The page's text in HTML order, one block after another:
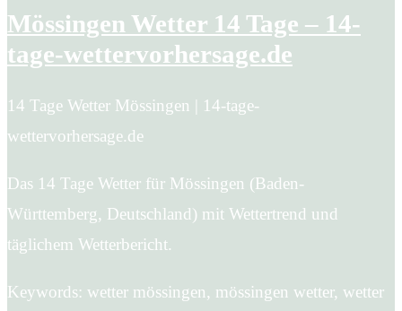
Mössingen Wetter 14 Tage – 14-
tage-wettervorhersage.de
14 Tage Wetter Mössingen | 14-tage-
wettervorhersage.de
Das 14 Tage Wetter für Mössingen (Baden-
Württemberg, Deutschland) mit Wettertrend und
täglichem Wetterbericht.
Keywords: wetter mössingen, mössingen wetter, wetter